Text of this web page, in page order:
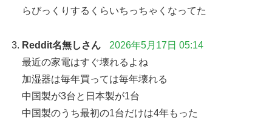
らびっくりするくらいちっちゃくなってた
Reddit名無しさん
2026年5月17日 05:14
最近の家電はすぐ壊れるよね
加湿器は毎年買っては毎年壊れる
中国製が3台と日本製が1台
中国製のうち最初の1台だけは4年もった